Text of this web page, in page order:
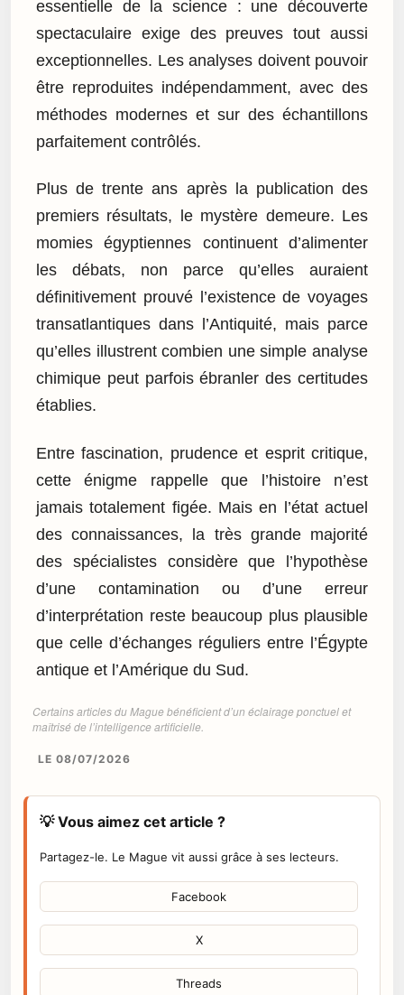
essentielle de la science : une découverte
spectaculaire exige des preuves tout aussi
exceptionnelles. Les analyses doivent pouvoir
être reproduites indépendamment, avec des
méthodes modernes et sur des échantillons
parfaitement contrôlés.
Plus de trente ans après la publication des
premiers résultats, le mystère demeure. Les
momies égyptiennes continuent d’alimenter
les débats, non parce qu’elles auraient
définitivement prouvé l’existence de voyages
transatlantiques dans l’Antiquité, mais parce
qu’elles illustrent combien une simple analyse
chimique peut parfois ébranler des certitudes
établies.
Entre fascination, prudence et esprit critique,
cette énigme rappelle que l’histoire n’est
jamais totalement figée. Mais en l’état actuel
des connaissances, la très grande majorité
des spécialistes considère que l’hypothèse
d’une contamination ou d’une erreur
d’interprétation reste beaucoup plus plausible
que celle d’échanges réguliers entre l’Égypte
antique et l’Amérique du Sud.
Certains articles du Mague bénéficient d’un éclairage ponctuel et
maîtrisé de l’intelligence artificielle.
LE 08/07/2026
💡 Vous aimez cet article ?
Partagez-le. Le Mague vit aussi grâce à ses lecteurs.
Facebook
X
Threads